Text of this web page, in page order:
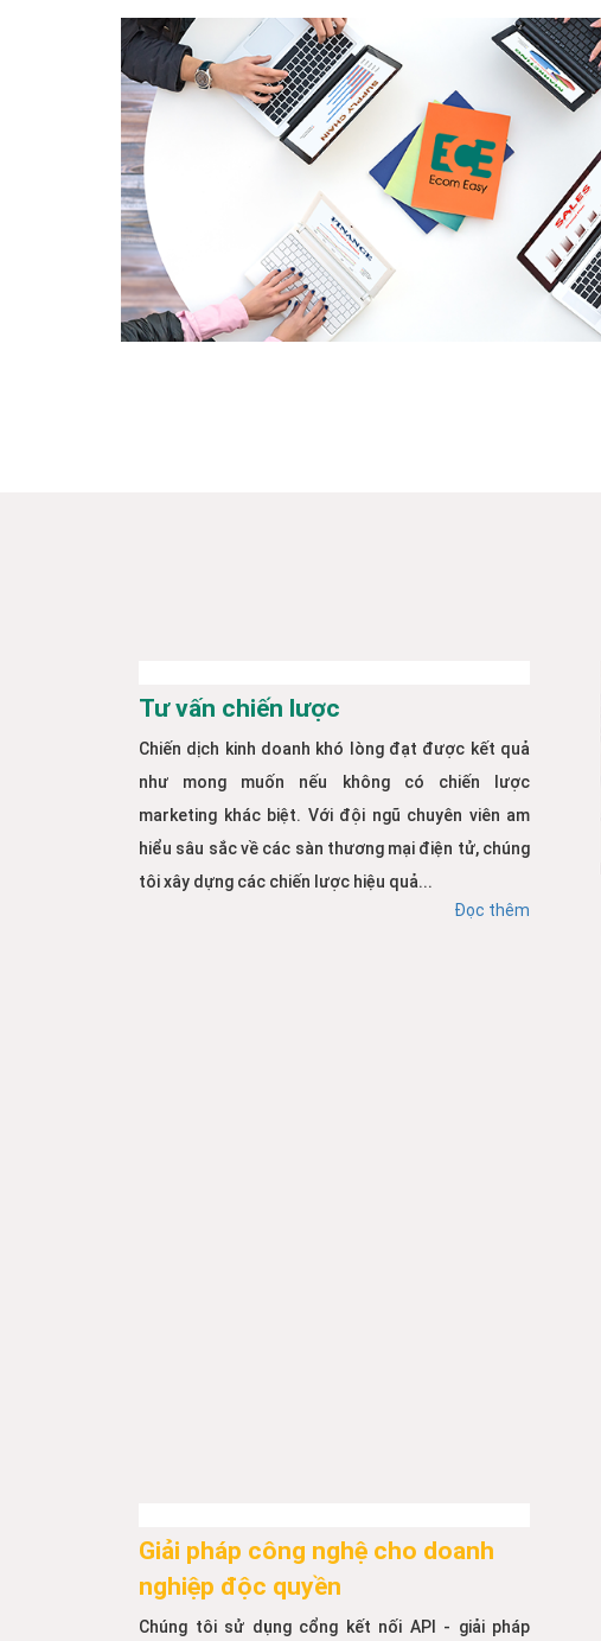
Tư vấn chiến lược
Chiến dịch kinh doanh khó lòng đạt được kết quả
như mong muốn nếu không có chiến lược
marketing khác biệt. Với đội ngũ chuyên viên am
hiểu sâu sắc về các sàn thương mại điện tử, chúng
tôi xây dựng các chiến lược hiệu quả...
Đọc thêm
Giải pháp công nghệ cho doanh
nghiệp độc quyền
Chúng tôi sử dụng cổng kết nối API - giải pháp